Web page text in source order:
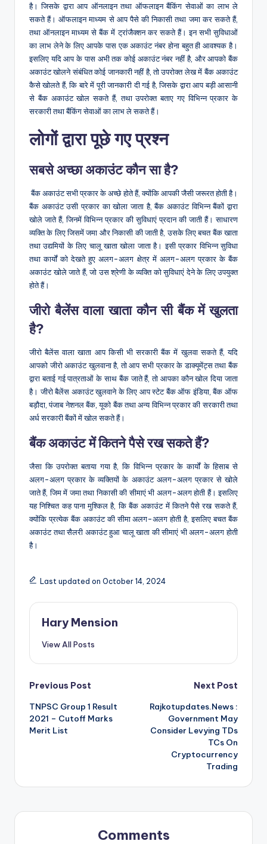
है। जिसके द्वारा आप ऑनलाइन तथा ऑफलाइन बैंकिंग सेवाओं का लाभ ले
सकते हैं। ऑफलाइन माध्यम से आप पैसे की निकासी तथा जमा कर सकते हैं,
तथा ऑनलाइन माध्यम से बैंक में ट्रांजैक्शन कर सकते हैं। इन सभी सुविधाओं
का लाभ लेने के लिए आपके पास एक अकाउंट नंबर होना बहुत ही आवश्यक है।
इसलिए यदि आप के पास अभी तक कोई अकाउंट नंबर नहीं है, और आपको बैंक
अकाउंट खोलने संबंधित कोई जानकारी नहीं है, तो उपरोक्त लेख में बैंक अकाउंट
कैसे खोलते हैं, कि बारे में पूरी जानकारी दी गई है, जिसके द्वारा आप बड़ी आसानी
से बैंक अकाउंट खोल सकते हैं, तथा उपरोक्त बताए गए विभिन्न प्रकार के
सरकारी तथा बैंकिंग सेवाओं का लाभ ले सकते हैं।
लोगों द्वारा पूछे गए प्रश्न
सबसे अच्छा अकाउंट कौन सा है?
बैंक अकाउंट सभी प्रकार के अच्छे होते हैं, क्योंकि आपकी जैसी जरूरत होती है।
बैंक अकाउंट उसी प्रकार का खोला जाता है, बैंक अकाउंट विभिन्न बैंकों द्वारा
खोले जाते हैं, जिनमें विभिन्न प्रकार की सुविधाएं प्रदान की जाती हैं। साधारण
व्यक्ति के लिए जिसमें जमा और निकासी की जाती है, उसके लिए बचत बैंक खाता
तथा उद्यमियों के लिए चालू खाता खोला जाता है। इसी प्रकार विभिन्न सुविधा
तथा कार्यों को देखते हुए अलग-अलग क्षेत्र में अलग-अलग प्रकार के बैंक
अकाउंट खोले जाते हैं, जो उस श्रेणी के व्यक्ति को सुविधाएं देने के लिए उपयुक्त
होते हैं।
जीरो बैलेंस वाला खाता कौन सी बैंक में खुलता
है?
जीरो बैलेंस वाला खाता आप किसी भी सरकारी बैंक में खुलवा सकते हैं, यदि
आपको जीरो अकाउंट खुलवाना है, तो आप सभी प्रकार के डाक्यूमेंट्स तथा बैंक
द्वारा बताई गई पात्रताओं के साथ बैंक जाते हैं, तो आपका कौन खोल दिया जाता
है। जीरो बैलेंस अकाउंट खुलवाने के लिए आप स्टेट बैंक ऑफ इंडिया, बैंक ऑफ
बड़ौदा, पंजाब नेशनल बैंक, यूको बैंक तथा अन्य विभिन्न प्रकार की सरकारी तथा
अर्ध सरकारी बैंकों में खोल सकते हैं।
बैंक अकाउंट में कितने पैसे रख सकते हैं?
जैसा कि उपरोक्त बताया गया है, कि विभिन्न प्रकार के कार्यों के हिसाब से
अलग-अलग प्रकार के व्यक्तियों के अकाउंट अलग-अलग प्रकार से खोले
जाते हैं, जिम में जमा तथा निकासी की सीमाएं भी अलग-अलग होती हैं। इसलिए
यह निश्चित कह पाना मुश्किल है, कि बैंक अकाउंट में कितने पैसे रख सकते हैं,
क्योंकि प्रत्येक बैंक अकाउंट की सीमा अलग-अलग होती है, इसलिए बचत बैंक
अकाउंट तथा सैलरी अकाउंट हुआ चालू खाता की सीमाएं भी अलग-अलग होती
है।
Last updated on October 14, 2024
Hary Mension
View All Posts
Post
navigation
Previous Post
TNPSC Group 1 Result
2021 – Cutoff Marks
Merit List
Next Post
Rajkotupdates.News :
Government May
Consider Levying TDs
TCs On
Cryptocurrency
Trading
Comments